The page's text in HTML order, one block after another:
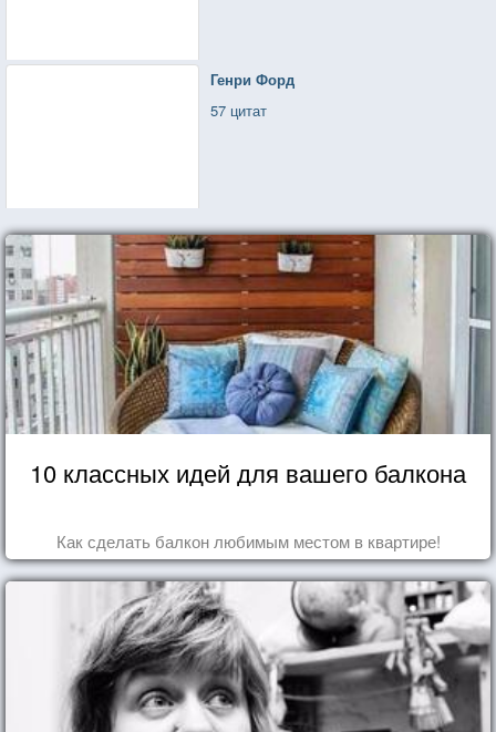
Генри Форд
57 цитат
10 классных идей для вашего балкона
Как сделать балкон любимым местом в квартире!